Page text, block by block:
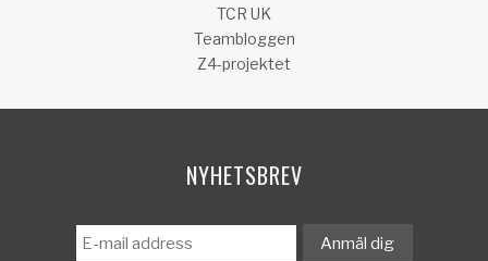
TCR UK
Teambloggen
Z4-projektet
NYHETSBREV